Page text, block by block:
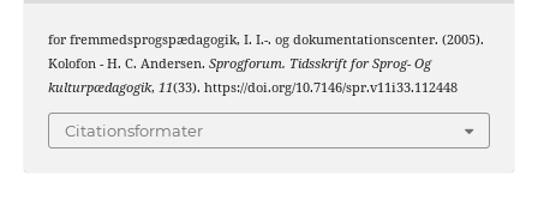
for fremmedsprogspædagogik, I. I.-. og dokumentationscenter. (2005).
Kolofon - H. C. Andersen. Sprogforum. Tidsskrift for Sprog- Og
kulturpædagogik, 11(33). https://doi.org/10.7146/spr.v11i33.112448
Citationsformater